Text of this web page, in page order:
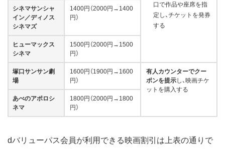
口で作品や座席を指
定し、チケットを発券
する
シネマサンシャ
イン／ディノス
シネマズ
1400円（2000円→1400
円）
ヒューマックス
シネマ
1500円（2000円→1500
円）
塚口サンサン劇
場
1600円（1900円→1600
円）
有人カウンターでクー
ポンを提示し、映画チケ
ットを購入する
あべのアポロシ
ネマ
1800円（2000円→1800
円）
dバリューパス会員が利用できる映画割引は上表の通りで